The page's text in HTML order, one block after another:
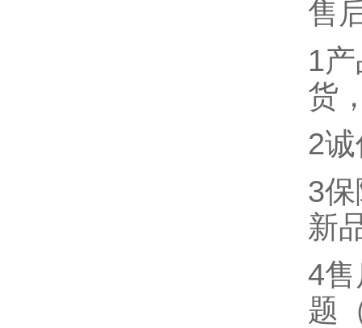
售
1
货
2
3
新
4
题